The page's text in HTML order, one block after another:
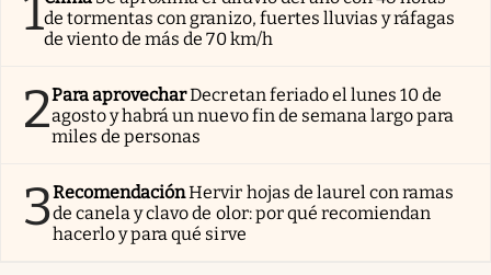
de tormentas con granizo, fuertes lluvias y ráfagas
de viento de más de 70 km/h
2Para aprovecharDecretan feriado el lunes 10 de
agosto y habrá un nuevo fin de semana largo para
miles de personas
3RecomendaciónHervir hojas de laurel con ramas
de canela y clavo de olor: por qué recomiendan
hacerlo y para qué sirve